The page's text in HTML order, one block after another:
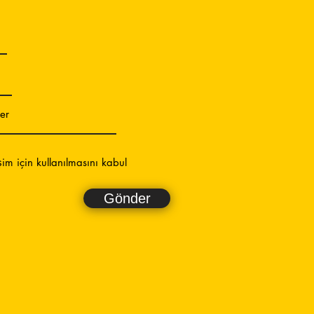
için kullanılmasını kabul
Gönder